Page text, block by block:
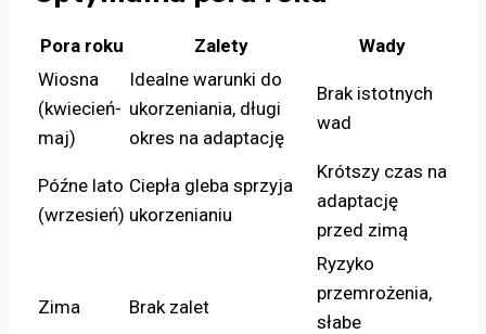
Pora roku Zalety
Wady
Wiosna
(kwiecień-
maj)
Idealne warunki do
ukorzeniania, długi
okres na adaptację
Brak istotnych
wad
Późne lato
(wrzesień)
Ciepła gleba sprzyja
ukorzenianiu
Krótszy czas na
adaptację
przed zimą
Zima Brak zalet
Ryzyko
przemrożenia,
słabe